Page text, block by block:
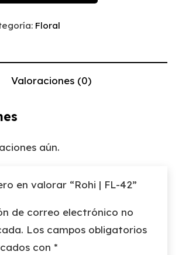
Floral
Valoraciones (0)
aún.
en valorar “Rohi | FL-42”
de correo electrónico no
Los campos obligatorios
con *